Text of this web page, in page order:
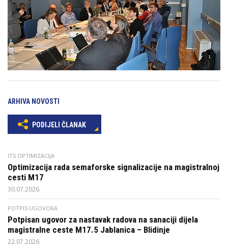
ARHIVA NOVOSTI
PODIJELI ČLANAK
ITS OPTIMIZACIJA
Optimizacija rada semaforske signalizacije na magistralnoj
cesti M17
30.07.2026.
POTPIS UGOVORA
Potpisan ugovor za nastavak radova na sanaciji dijela
magistralne ceste M17.5 Jablanica – Blidinje
22.07.2026.